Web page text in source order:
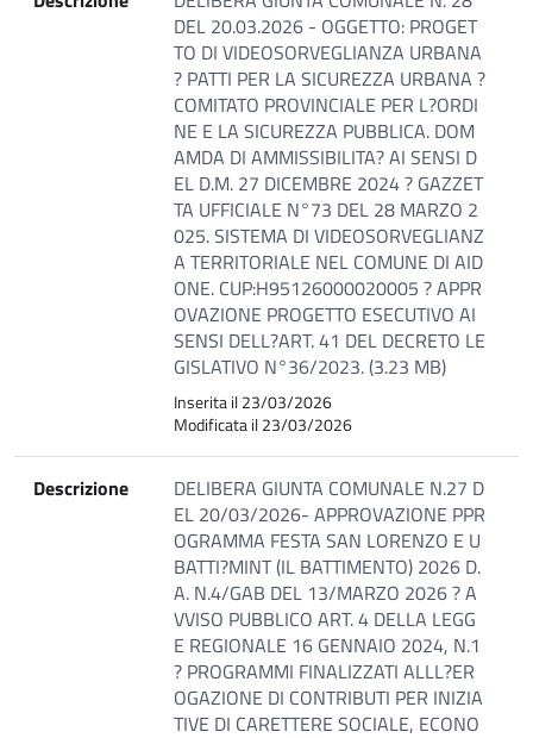
DEL 20.03.2026 - OGGETTO: PROGET
TO DI VIDEOSORVEGLIANZA URBANA
? PATTI PER LA SICUREZZA URBANA ?
COMITATO PROVINCIALE PER L?ORDI
NE E LA SICUREZZA PUBBLICA. DOM
AMDA DI AMMISSIBILITA? AI SENSI D
EL D.M. 27 DICEMBRE 2024 ? GAZZET
TA UFFICIALE N°73 DEL 28 MARZO 2
025. SISTEMA DI VIDEOSORVEGLIANZ
A TERRITORIALE NEL COMUNE DI AID
ONE. CUP:H95126000020005 ? APPR
OVAZIONE PROGETTO ESECUTIVO AI
SENSI DELL?ART. 41 DEL DECRETO LE
GISLATIVO N°36/2023. (3.23 MB)
Inserita il 23/03/2026
Modificata il 23/03/2026
Descrizione
DELIBERA GIUNTA COMUNALE N.27 D
EL 20/03/2026- APPROVAZIONE PPR
OGRAMMA FESTA SAN LORENZO E U
BATTI?MINT (IL BATTIMENTO) 2026 D.
A. N.4/GAB DEL 13/MARZO 2026 ? A
VVISO PUBBLICO ART. 4 DELLA LEGG
E REGIONALE 16 GENNAIO 2024, N.1
? PROGRAMMI FINALIZZATI ALLL?ER
OGAZIONE DI CONTRIBUTI PER INIZIA
TIVE DI CARETTERE SOCIALE, ECONO